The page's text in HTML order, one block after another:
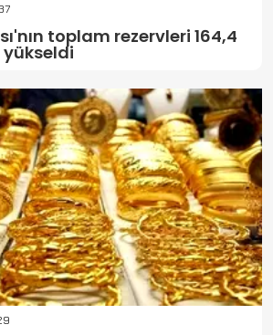
toplam rezervleri 164,4